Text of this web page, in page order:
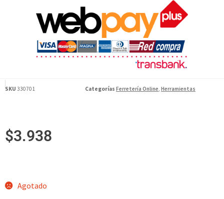
SKU 330701 Categorías Ferretería Online, Herramientas
$3.938
Agotado